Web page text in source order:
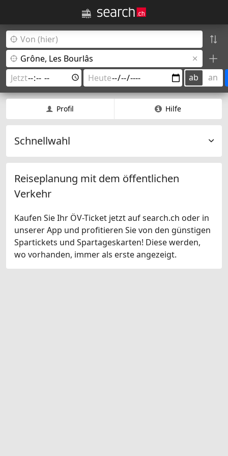
ab an
Profil Hilfe
Schnellwahl
Reiseplanung mit dem öffentlichen
Verkehr
Kaufen Sie Ihr ÖV-Ticket jetzt auf search.ch oder in
unserer App und profitieren Sie von den günstigen
Spartickets und Spartageskarten! Diese werden,
wo vorhanden, immer als erste angezeigt.